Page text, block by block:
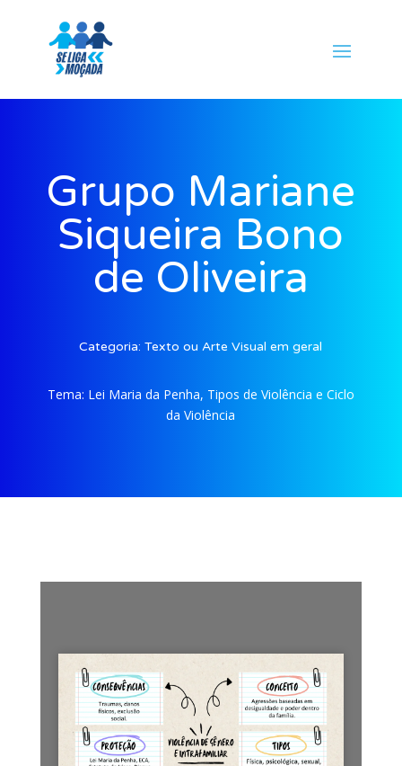
Grupo Mariane
Siqueira Bono
de Oliveira
Categoria:Texto ou Arte Visual em geral
Tema: Lei Maria da Penha, Tipos de Violência e Ciclo
da Violência